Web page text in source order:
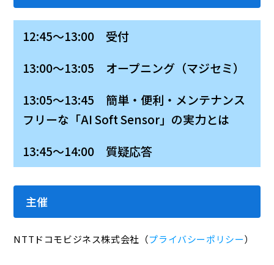
12:45～13:00 受付
13:00～13:05 オープニング（マジセミ）
13:05～13:45 簡単・便利・メンテナンス
フリーな「AI Soft Sensor」の実力とは
13:45～14:00 質疑応答
主催
NTTドコモビジネス株式会社（プライバシーポリシー）